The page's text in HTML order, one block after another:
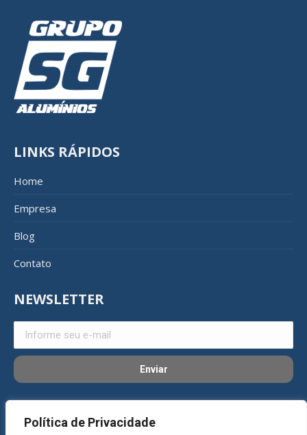
Política de Privacidade
LINKS RÁPIDOS
Home
Empresa
Blog
Contato
NEWSLETTER